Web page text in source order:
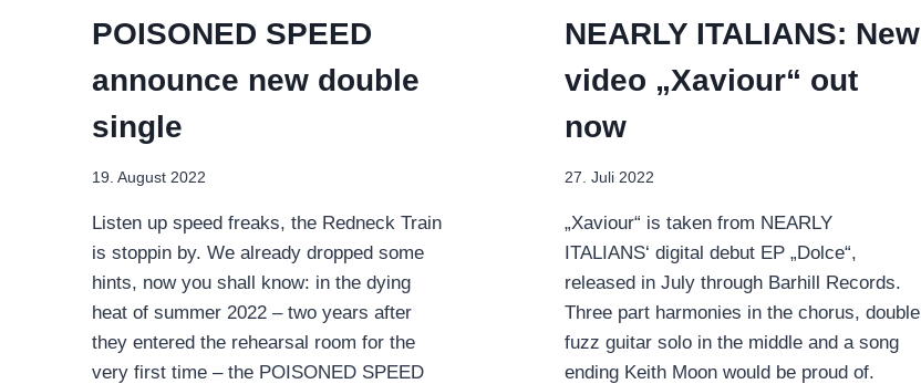
POISONED SPEED
announce new double
single
19. August 2022
Listen up speed freaks, the Redneck Train
is stoppin by. We already dropped some
hints, now you shall know: in the dying
heat of summer 2022 – two years after
they entered the rehearsal room for the
very first time – the POISONED SPEED
NEARLY ITALIANS: New
video „Xaviour“ out
now
27. Juli 2022
„Xaviour“ is taken from NEARLY
ITALIANS‘ digital debut EP „Dolce“,
released in July through Barhill Records.
Three part harmonies in the chorus, double
fuzz guitar solo in the middle and a song
ending Keith Moon would be proud of.